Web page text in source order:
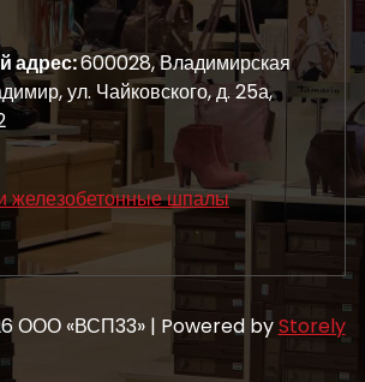
адрес:600028, Владимирская
ул. Чайковского, д. 25а,
железобетонные шпалы
ООО «ВСП33» | Powered byStorely